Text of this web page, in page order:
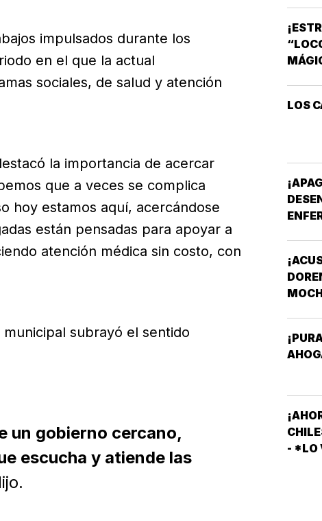
impulsados durante los
en el que la actual
sociales, de salud y atención
la importancia de acercar
que a veces se complica
hoy estamos aquí, acercándose
están pensadas para apoyar a
atención médica sin costo, con
subrayó el sentido
un gobierno cercano,
escucha y atiende las
LOS
DE
- *LO